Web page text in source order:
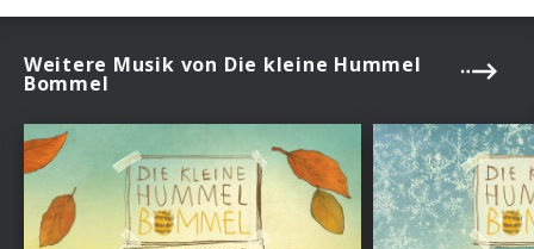
Weitere Musik von Die kleine Hummel
Bommel